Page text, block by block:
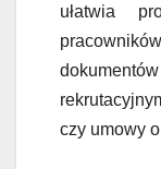
ułatwia
czy umowy